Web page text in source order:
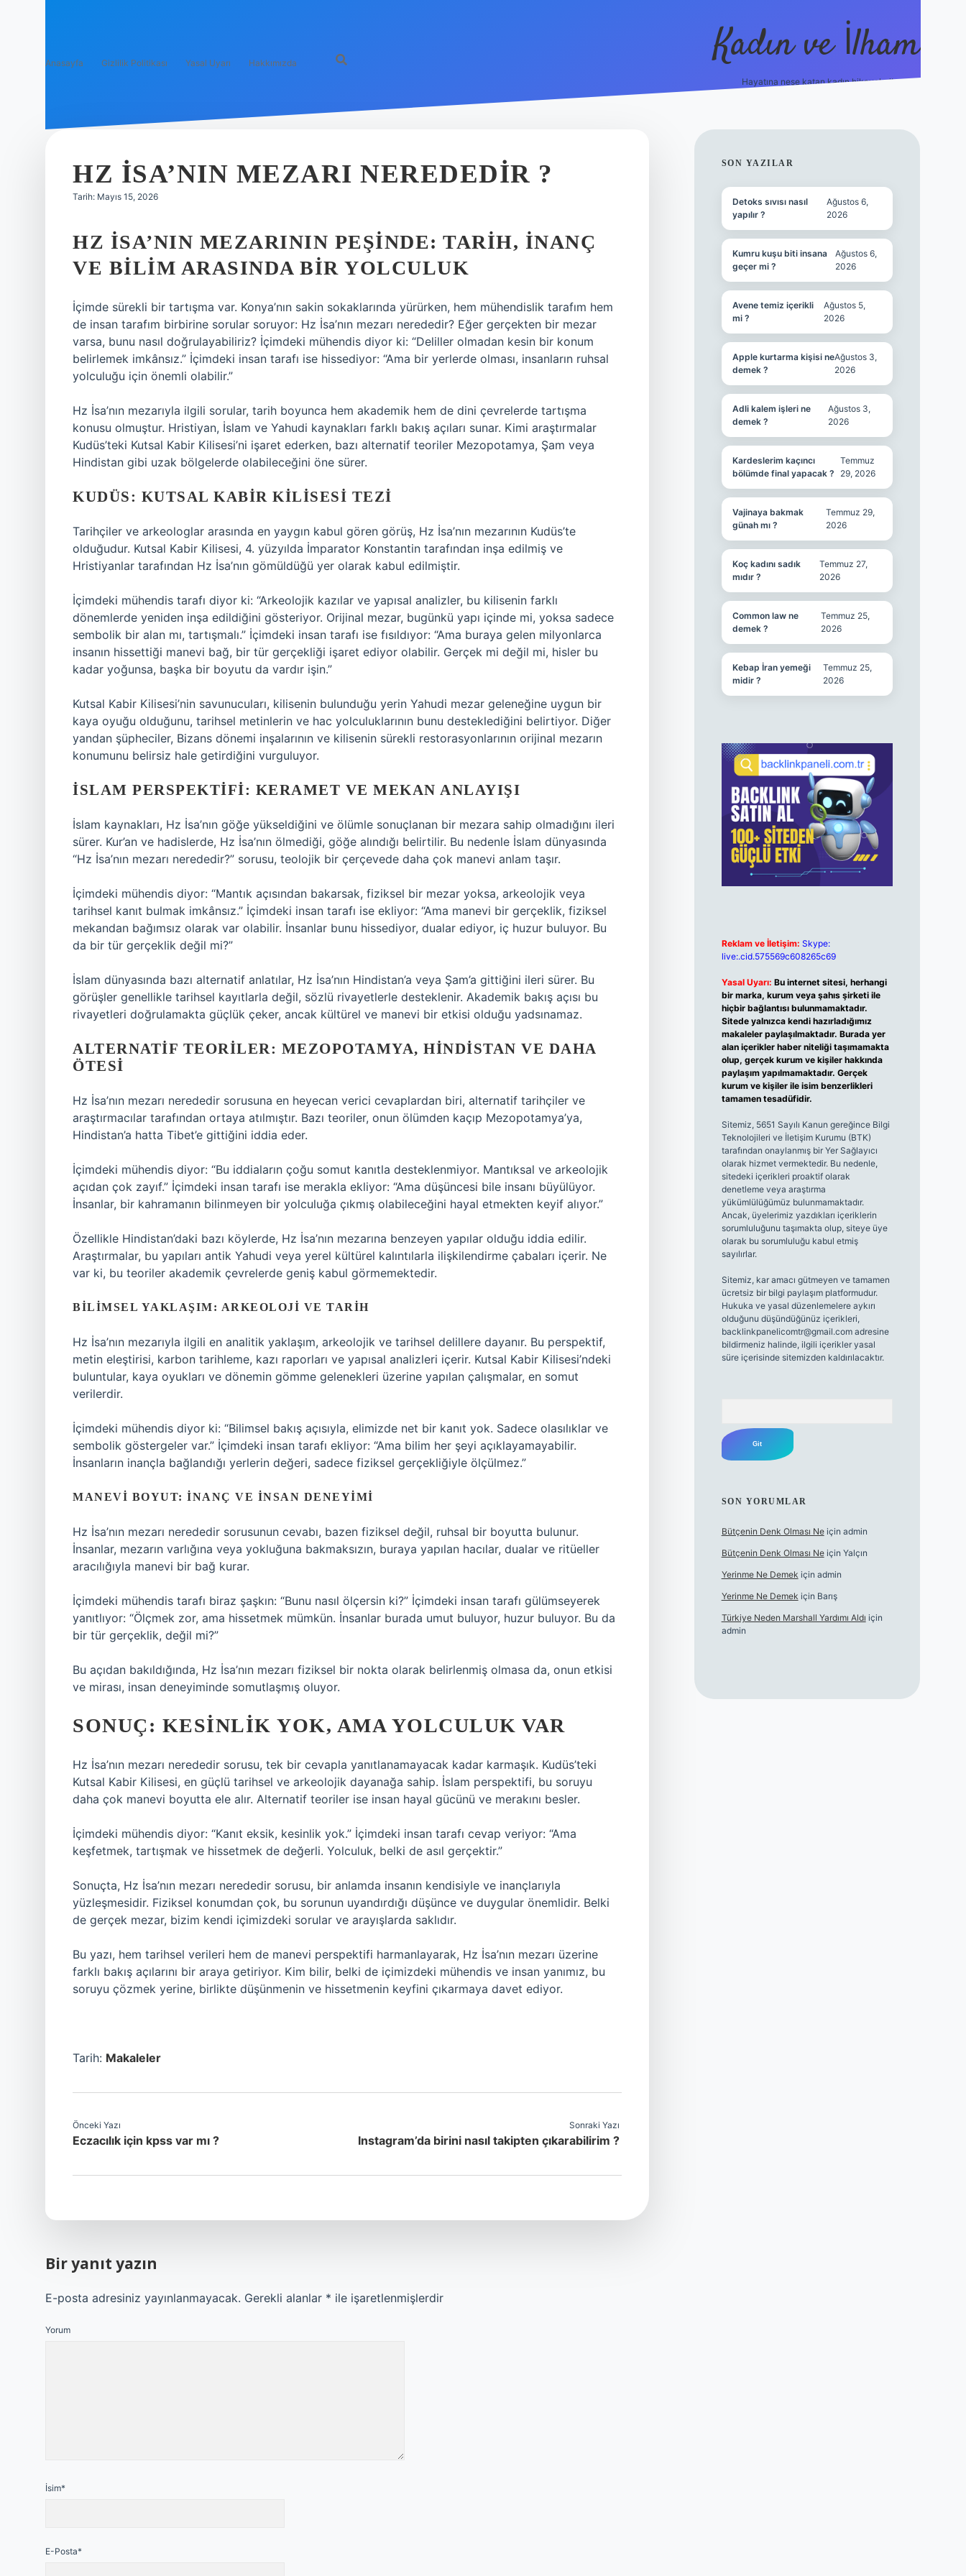
Anasayfa Gizlilik Politikası Yasal Uyarı Hakkımızda Kadın ve İlham
Hayatına neşe katan kadın hikayeleri!
HZ İSA’NIN MEZARI NEREDEDIR ?
Tarih: Mayıs 15, 2026
HZ İSA’NIN MEZARININ PEŞINDE: TARIH, İNANÇ
VE BILIM ARASINDA BIR YOLCULUK
İçimde sürekli bir tartışma var. Konya’nın sakin sokaklarında yürürken, hem mühendislik tarafım hem
de insan tarafım birbirine sorular soruyor: Hz İsa’nın mezarı nerededir? Eğer gerçekten bir mezar
varsa, bunu nasıl doğrulayabiliriz? İçimdeki mühendis diyor ki: “Deliller olmadan kesin bir konum
belirlemek imkânsız.” İçimdeki insan tarafı ise hissediyor: “Ama bir yerlerde olması, insanların ruhsal
yolculuğu için önemli olabilir.”
Hz İsa’nın mezarıyla ilgili sorular, tarih boyunca hem akademik hem de dini çevrelerde tartışma
konusu olmuştur. Hristiyan, İslam ve Yahudi kaynakları farklı bakış açıları sunar. Kimi araştırmalar
Kudüs’teki Kutsal Kabir Kilisesi’ni işaret ederken, bazı alternatif teoriler Mezopotamya, Şam veya
Hindistan gibi uzak bölgelerde olabileceğini öne sürer.
KUDÜS: KUTSAL KABIR KILISESI TEZI
Tarihçiler ve arkeologlar arasında en yaygın kabul gören görüş, Hz İsa’nın mezarının Kudüs’te
olduğudur. Kutsal Kabir Kilisesi, 4. yüzyılda İmparator Konstantin tarafından inşa edilmiş ve
Hristiyanlar tarafından Hz İsa’nın gömüldüğü yer olarak kabul edilmiştir.
İçimdeki mühendis tarafı diyor ki: “Arkeolojik kazılar ve yapısal analizler, bu kilisenin farklı
dönemlerde yeniden inşa edildiğini gösteriyor. Orijinal mezar, bugünkü yapı içinde mi, yoksa sadece
sembolik bir alan mı, tartışmalı.” İçimdeki insan tarafı ise fısıldıyor: “Ama buraya gelen milyonlarca
insanın hissettiği manevi bağ, bir tür gerçekliği işaret ediyor olabilir. Gerçek mi değil mi, hisler bu
kadar yoğunsa, başka bir boyutu da vardır işin.”
Kutsal Kabir Kilisesi’nin savunucuları, kilisenin bulunduğu yerin Yahudi mezar geleneğine uygun bir
kaya oyuğu olduğunu, tarihsel metinlerin ve hac yolculuklarının bunu desteklediğini belirtiyor. Diğer
yandan şüpheciler, Bizans dönemi inşalarının ve kilisenin sürekli restorasyonlarının orijinal mezarın
konumunu belirsiz hale getirdiğini vurguluyor.
İSLAM PERSPEKTIFI: KERAMET VE MEKAN ANLAYIŞI
İslam kaynakları, Hz İsa’nın göğe yükseldiğini ve ölümle sonuçlanan bir mezara sahip olmadığını ileri
sürer. Kur’an ve hadislerde, Hz İsa’nın ölmediği, göğe alındığı belirtilir. Bu nedenle İslam dünyasında
“Hz İsa’nın mezarı nerededir?” sorusu, teolojik bir çerçevede daha çok manevi anlam taşır.
İçimdeki mühendis diyor: “Mantık açısından bakarsak, fiziksel bir mezar yoksa, arkeolojik veya
tarihsel kanıt bulmak imkânsız.” İçimdeki insan tarafı ise ekliyor: “Ama manevi bir gerçeklik, fiziksel
mekandan bağımsız olarak var olabilir. İnsanlar bunu hissediyor, dualar ediyor, iç huzur buluyor. Bu
da bir tür gerçeklik değil mi?”
İslam dünyasında bazı alternatif anlatılar, Hz İsa’nın Hindistan’a veya Şam’a gittiğini ileri sürer. Bu
görüşler genellikle tarihsel kayıtlarla değil, sözlü rivayetlerle desteklenir. Akademik bakış açısı bu
rivayetleri doğrulamakta güçlük çeker, ancak kültürel ve manevi bir etkisi olduğu yadsınamaz.
ALTERNATIF TEORILER: MEZOPOTAMYA, HINDISTAN VE DAHA
ÖTESI
Hz İsa’nın mezarı nerededir sorusuna en heyecan verici cevaplardan biri, alternatif tarihçiler ve
araştırmacılar tarafından ortaya atılmıştır. Bazı teoriler, onun ölümden kaçıp Mezopotamya’ya,
Hindistan’a hatta Tibet’e gittiğini iddia eder.
İçimdeki mühendis diyor: “Bu iddiaların çoğu somut kanıtla desteklenmiyor. Mantıksal ve arkeolojik
açıdan çok zayıf.” İçimdeki insan tarafı ise merakla ekliyor: “Ama düşüncesi bile insanı büyülüyor.
İnsanlar, bir kahramanın bilinmeyen bir yolculuğa çıkmış olabileceğini hayal etmekten keyif alıyor.”
Özellikle Hindistan’daki bazı köylerde, Hz İsa’nın mezarına benzeyen yapılar olduğu iddia edilir.
Araştırmalar, bu yapıları antik Yahudi veya yerel kültürel kalıntılarla ilişkilendirme çabaları içerir. Ne
var ki, bu teoriler akademik çevrelerde geniş kabul görmemektedir.
BILIMSEL YAKLAŞIM: ARKEOLOJI VE TARIH
Hz İsa’nın mezarıyla ilgili en analitik yaklaşım, arkeolojik ve tarihsel delillere dayanır. Bu perspektif,
metin eleştirisi, karbon tarihleme, kazı raporları ve yapısal analizleri içerir. Kutsal Kabir Kilisesi’ndeki
buluntular, kaya oyukları ve dönemin gömme gelenekleri üzerine yapılan çalışmalar, en somut
verilerdir.
İçimdeki mühendis diyor ki: “Bilimsel bakış açısıyla, elimizde net bir kanıt yok. Sadece olasılıklar ve
sembolik göstergeler var.” İçimdeki insan tarafı ekliyor: “Ama bilim her şeyi açıklayamayabilir.
İnsanların inançla bağlandığı yerlerin değeri, sadece fiziksel gerçekliğiyle ölçülmez.”
MANEVI BOYUT: İNANÇ VE İNSAN DENEYIMI
Hz İsa’nın mezarı nerededir sorusunun cevabı, bazen fiziksel değil, ruhsal bir boyutta bulunur.
İnsanlar, mezarın varlığına veya yokluğuna bakmaksızın, buraya yapılan hacılar, dualar ve ritüeller
aracılığıyla manevi bir bağ kurar.
İçimdeki mühendis tarafı biraz şaşkın: “Bunu nasıl ölçersin ki?” İçimdeki insan tarafı gülümseyerek
yanıtlıyor: “Ölçmek zor, ama hissetmek mümkün. İnsanlar burada umut buluyor, huzur buluyor. Bu da
bir tür gerçeklik, değil mi?”
Bu açıdan bakıldığında, Hz İsa’nın mezarı fiziksel bir nokta olarak belirlenmiş olmasa da, onun etkisi
ve mirası, insan deneyiminde somutlaşmış oluyor.
SONUÇ: KESINLIK YOK, AMA YOLCULUK VAR
Hz İsa’nın mezarı nerededir sorusu, tek bir cevapla yanıtlanamayacak kadar karmaşık. Kudüs’teki
Kutsal Kabir Kilisesi, en güçlü tarihsel ve arkeolojik dayanağa sahip. İslam perspektifi, bu soruyu
daha çok manevi boyutta ele alır. Alternatif teoriler ise insan hayal gücünü ve merakını besler.
İçimdeki mühendis diyor: “Kanıt eksik, kesinlik yok.” İçimdeki insan tarafı cevap veriyor: “Ama
keşfetmek, tartışmak ve hissetmek de değerli. Yolculuk, belki de asıl gerçektir.”
Sonuçta, Hz İsa’nın mezarı nerededir sorusu, bir anlamda insanın kendisiyle ve inançlarıyla
yüzleşmesidir. Fiziksel konumdan çok, bu sorunun uyandırdığı düşünce ve duygular önemlidir. Belki
de gerçek mezar, bizim kendi içimizdeki sorular ve arayışlarda saklıdır.
Bu yazı, hem tarihsel verileri hem de manevi perspektifi harmanlayarak, Hz İsa’nın mezarı üzerine
farklı bakış açılarını bir araya getiriyor. Kim bilir, belki de içimizdeki mühendis ve insan yanımız, bu
soruyu çözmek yerine, birlikte düşünmenin ve hissetmenin keyfini çıkarmaya davet ediyor.
Tarih: Makaleler
Önceki Yazı
Eczacılık için kpss var mı ?
Sonraki Yazı
Instagram’da birini nasıl takipten çıkarabilirim ?
Bir yanıt yazın
E-posta adresiniz yayınlanmayacak. Gerekli alanlar * ile işaretlenmişlerdir
Yorum
İsim*
E-Posta*
SIDEBAR
SON YAZILAR
Detoks sıvısı nasıl
yapılır ?
Ağustos 6,
2026
Kumru kuşu biti insana
geçer mi ?
Ağustos 6,
2026
Avene temiz içerikli
mi ?
Ağustos 5,
2026
Apple kurtarma kişisi ne
demek ?
Ağustos 3,
2026
Adli kalem işleri ne
demek ?
Ağustos 3,
2026
Kardeslerim kaçıncı
bölümde final yapacak ?
Temmuz
29, 2026
Vajinaya bakmak
günah mı ?
Temmuz 29,
2026
Koç kadını sadık
mıdır ?
Temmuz 27,
2026
Common law ne
demek ?
Temmuz 25,
2026
Kebap İran yemeği
midir ?
Temmuz 25,
2026
Reklam ve İletişim: Skype:
live:.cid.575569c608265c69
Yasal Uyarı: Bu internet sitesi, herhangi
bir marka, kurum veya şahıs şirketi ile
hiçbir bağlantısı bulunmamaktadır.
Sitede yalnızca kendi hazırladığımız
makaleler paylaşılmaktadır. Burada yer
alan içerikler haber niteliği taşımamakta
olup, gerçek kurum ve kişiler hakkında
paylaşım yapılmamaktadır. Gerçek
kurum ve kişiler ile isim benzerlikleri
tamamen tesadüfidir.
Sitemiz, 5651 Sayılı Kanun gereğince Bilgi
Teknolojileri ve İletişim Kurumu (BTK)
tarafından onaylanmış bir Yer Sağlayıcı
olarak hizmet vermektedir. Bu nedenle,
sitedeki içerikleri proaktif olarak
denetleme veya araştırma
yükümlülüğümüz bulunmamaktadır.
Ancak, üyelerimiz yazdıkları içeriklerin
sorumluluğunu taşımakta olup, siteye üye
olarak bu sorumluluğu kabul etmiş
sayılırlar.
Sitemiz, kar amacı gütmeyen ve tamamen
ücretsiz bir bilgi paylaşım platformudur.
Hukuka ve yasal düzenlemelere aykırı
olduğunu düşündüğünüz içerikleri,
backlinkpanelicomtr@gmail.comadresine
bildirmeniz halinde, ilgili içerikler yasal
süre içerisinde sitemizden kaldırılacaktır.
SON YORUMLAR
Bütçenin Denk Olması Neiçin admin
Bütçenin Denk Olması Neiçin Yalçın
Yerinme Ne Demek için admin
Yerinme Ne Demek için Barış
Türkiye Neden Marshall Yardımı Aldı için
admin
hiltonbet https://